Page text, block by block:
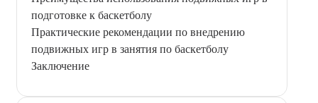
подготовке к баскетболу
Практические рекомендации по внедрению
подвижных игр в занятия по баскетболу
Заключение